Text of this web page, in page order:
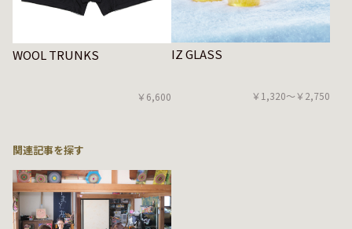
WOOL TRUNKS
￥6,600
IZ GLASS
￥1,320〜￥2,750
関連記事を探す